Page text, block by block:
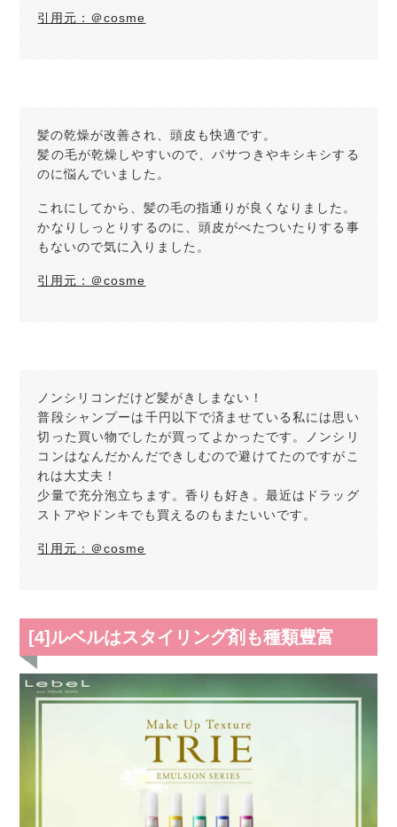
引用元：＠cosme
髪の乾燥が改善され、頭皮も快適です。
髪の毛が乾燥しやすいので、パサつきやキシキシする
のに悩んでいました。
これにしてから、髪の毛の指通りが良くなりました。
かなりしっとりするのに、頭皮がべたついたりする事
もないので気に入りました。
引用元：＠cosme
ノンシリコンだけど髪がきしまない！
普段シャンプーは千円以下で済ませている私には思い
切った買い物でしたが買ってよかったです。ノンシリ
コンはなんだかんだできしむので避けてたのですがこ
れは大丈夫！
少量で充分泡立ちます。香りも好き。最近はドラッグ
ストアやドンキでも買えるのもまたいいです。
引用元：＠cosme
[4]ルベルはスタイリング剤も種類豊富